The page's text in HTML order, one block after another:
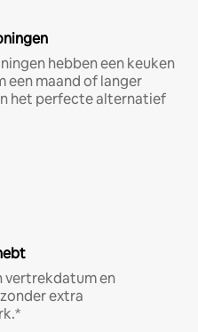
hebben een keuken
een maand of langer
het perfecte alternatief
vertrekdatum en
extra